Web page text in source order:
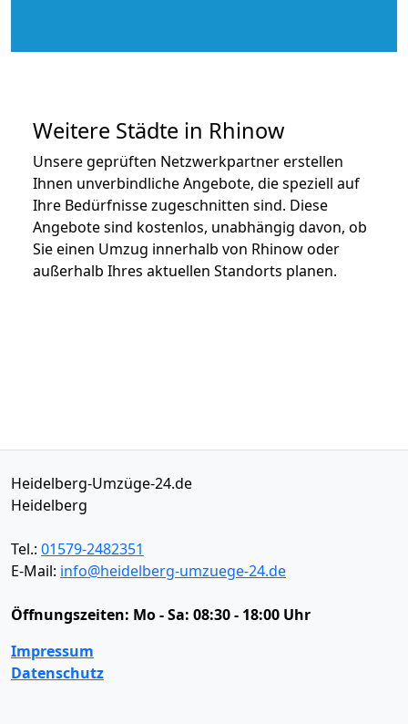
Weitere Städte in Rhinow
Unsere geprüften Netzwerkpartner erstellen
Ihnen unverbindliche Angebote, die speziell auf
Ihre Bedürfnisse zugeschnitten sind. Diese
Angebote sind kostenlos, unabhängig davon, ob
Sie einen Umzug innerhalb von Rhinow oder
außerhalb Ihres aktuellen Standorts planen.
Heidelberg-Umzüge-24.de
Heidelberg
Tel.: 01579-2482351
E-Mail: info@heidelberg-umzuege-24.de
Öffnungszeiten: Mo - Sa: 08:30 - 18:00 Uhr
Impressum
Datenschutz